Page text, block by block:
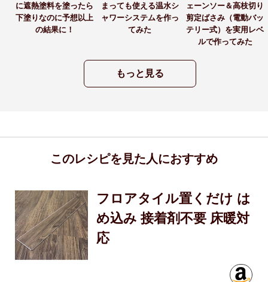
に遮熱塗料を塗ったら
下塗りなのに予想以上
の結果に！
まっても使える温水シ
ャワーシステムを作っ
てみた
ェーンソー＆高枝切り
剪定ばさみ（電動バッ
テリー式）を実用レベ
ルで作ってみた
もっと見る
このレシピを見た人におすすめ
フロアタイル置くだけ は
め込み 接着剤不要 床暖対
応